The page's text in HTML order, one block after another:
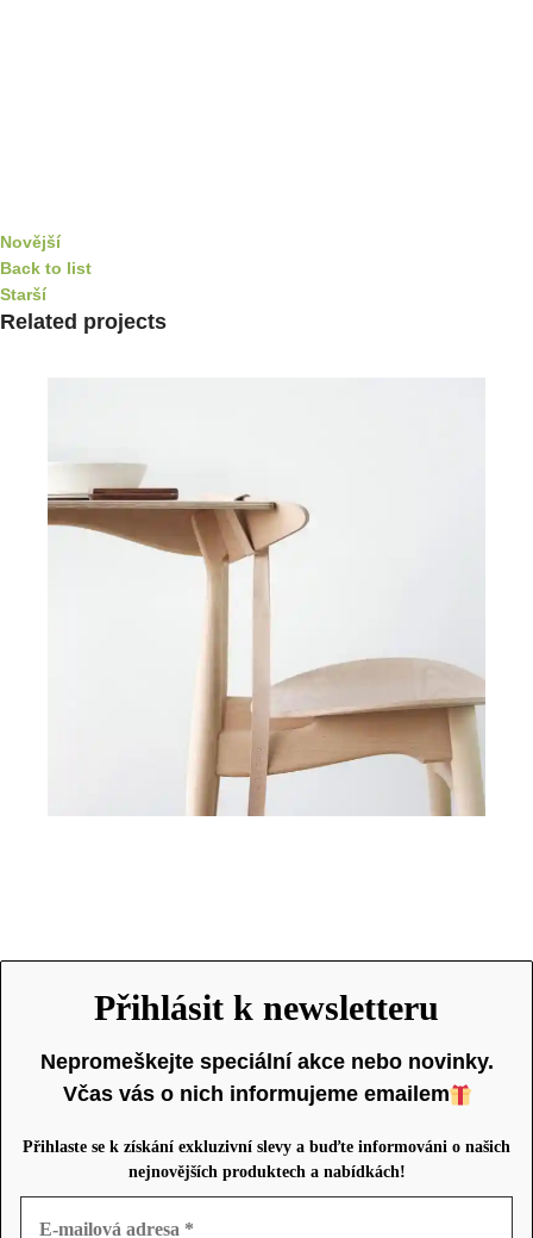
Novější
Back to list
Starší
Related projects
Přihlásit k newsletteru
Nepromeškejte speciální akce nebo novinky.
Včas vás o nich informujeme emailem
Přihlaste se k získání exkluzivní slevy a buďte informováni o našich
nejnovějších produktech a nabídkách!